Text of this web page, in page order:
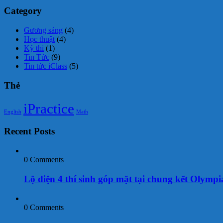
Category
Gương sáng (4)
Học thuật (4)
Kỳ thi (1)
Tin Tức (9)
Tin tức iClass (5)
Thẻ
English iPractice Math
Recent Posts
0 Comments
Lộ diện 4 thí sinh góp mặt tại chung kết
0 Comments